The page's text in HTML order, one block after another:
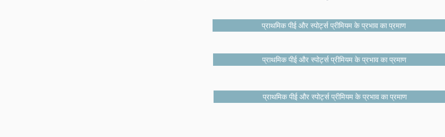
प्राथमिक पीई और स्पोर्ट्स प्रीमियम के प्रभाव का प्रमाण
प्राथमिक पीई और स्पोर्ट्स प्रीमियम के प्रभाव का प्रमाण
प्राथमिक पीई और स्पोर्ट्स प्रीमियम के प्रभाव का प्रमाण